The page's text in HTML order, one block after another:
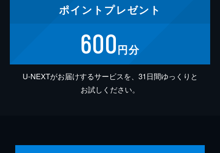
ポイント プレゼント
600円分
U-NEXTがお届けするサービスを、31日間ゆっくりと
お試しください。